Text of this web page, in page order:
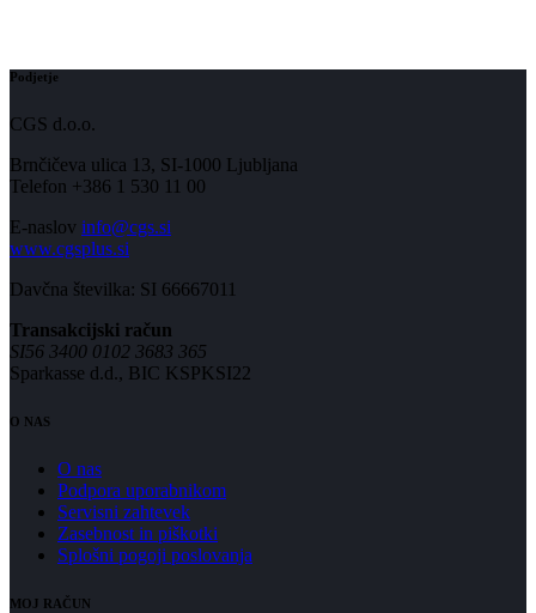
Podjetje
CGS d.o.o.
Brnčičeva ulica 13, SI-1000 Ljubljana
Telefon +386 1 530 11 00
E-naslov info@cgs.si
www.cgsplus.si
Davčna številka: SI 66667011
Transakcijski račun
SI56 3400 0102 3683 365
Sparkasse d.d., BIC KSPKSI22
O NAS
O nas
Podpora uporabnikom
Servisni zahtevek
Zasebnost in piškotki
Splošni pogoji poslovanja
MOJ RAČUN